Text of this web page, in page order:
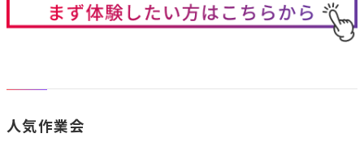
人気作業会